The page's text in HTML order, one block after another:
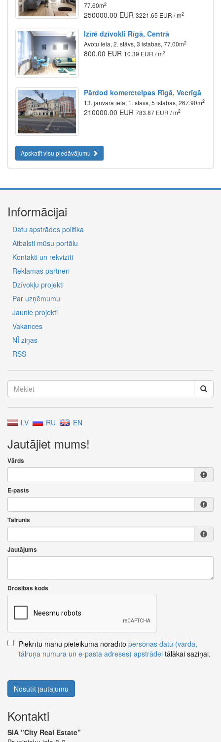
77.60m2
250000.00 EUR 3221.65 EUR / m2
Izīrē dzīvokli Rīgā, Centrā
Avotu iela, 2. stāvs, 3 istabas, 77.00m2
800.00 EUR 10.39 EUR / m2
Pārdod komerctelpas Rīgā, Vecrīgā
13. janvāra iela, 1. stāvs, 5 istabas, 267.90m2
210000.00 EUR 783.87 EUR / m2
Apskatīt visu piedāvājumu
Informācijai
Datu apstrādes politika
Atbalsti mūsu portālu
Kontakti un rekvizīti
Reklāmas partneri
Dzīvokļu projekti
Par uzņēmumu
Jaunie projekti
Vakances
NĪ ziņas
RSS
LV RU EN
Jautājiet mums!
Vārds
E-pasts
Tālrunis
Jautājums
Drošības kods
Piekrītu manu pieteikumā norādīto personas datu (vārda,
tālruņa numura un e-pasta adreses) apstrādei tālākai saziņai.
Nosūtīt jautājumu
Kontakti
SIA "City Real Estate"